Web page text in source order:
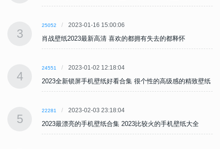
3
25052 2023-01-16 15:00:06
肖战壁纸2023最新高清 喜欢的都拥有失去的都释怀
4
24551 2023-01-02 12:18:04
2023全新锁屏手机壁纸好看合集 很个性的高级感的精致壁纸
5
22281 2023-02-03 23:18:04
2023最漂亮的手机壁纸合集 2023比较火的手机壁纸大全